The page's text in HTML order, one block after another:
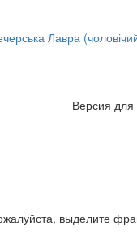
Лавра
Версия для
выделите